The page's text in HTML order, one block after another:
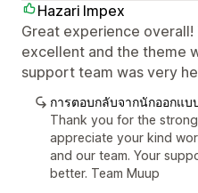
Hazari Impex
Great experience
excellent and the theme
support team was very
การตอบกลับจากนักออกแบ
Thank you for the
appreciate your kind
and our team. Your
better. Team Muup